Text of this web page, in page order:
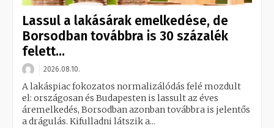
Lassul a lakásárak emelkedése, de
Borsodban továbbra is 30 százalék
felett...
2026.08.10.
A lakáspiac fokozatos normalizálódás felé mozdult
el: országosan és Budapesten is lassult az éves
áremelkedés, Borsodban azonban továbbra is jelentős
a drágulás. Kifulladni látszik a...